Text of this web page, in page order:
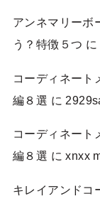
アンネマリーボ
う？特徴５つ に
コーディネート
編８選 に
コーディネート
編８選 にxnxx
キレイアンドコ